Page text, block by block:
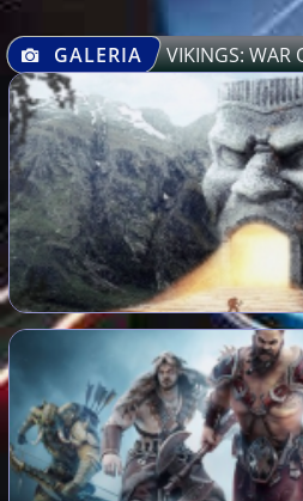
GALERIA VIKINGS: WAR